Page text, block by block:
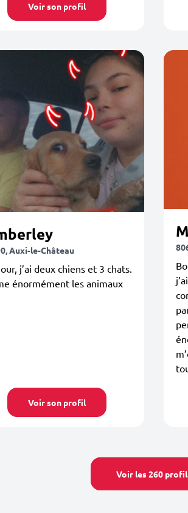
Voir son profil
Auxi-le-Château
j’ai deux chiens et 3 chats.
énormément les animaux
Voir son profil
Voir les 260